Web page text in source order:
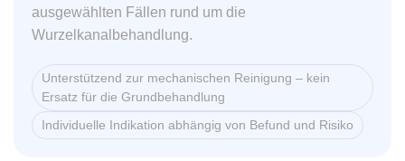
ausgewählten Fällen rund um die
Wurzelkanalbehandlung.
Unterstützend zur mechanischen Reinigung – kein
Ersatz für die Grundbehandlung
Individuelle Indikation abhängig von Befund und Risiko